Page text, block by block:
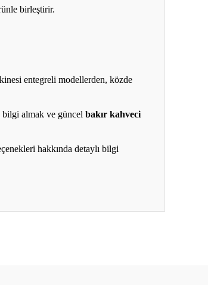
birleştirir.
entegreli modellerden, közde
bilgi almak ve güncel bakır kahveci
hakkında detaylı bilgi